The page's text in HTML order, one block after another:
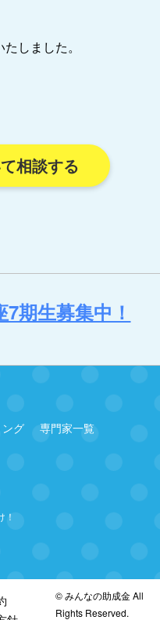
しました。
相談する
期生募集中！
グ
専門家一覧
© みんなの助成金 All
Rights Reserved.